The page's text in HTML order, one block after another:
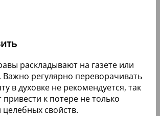
раскладывают на газете или
Важно регулярно переворачивать
в духовке не рекомендуется, так
привести к потере не только
свойств.